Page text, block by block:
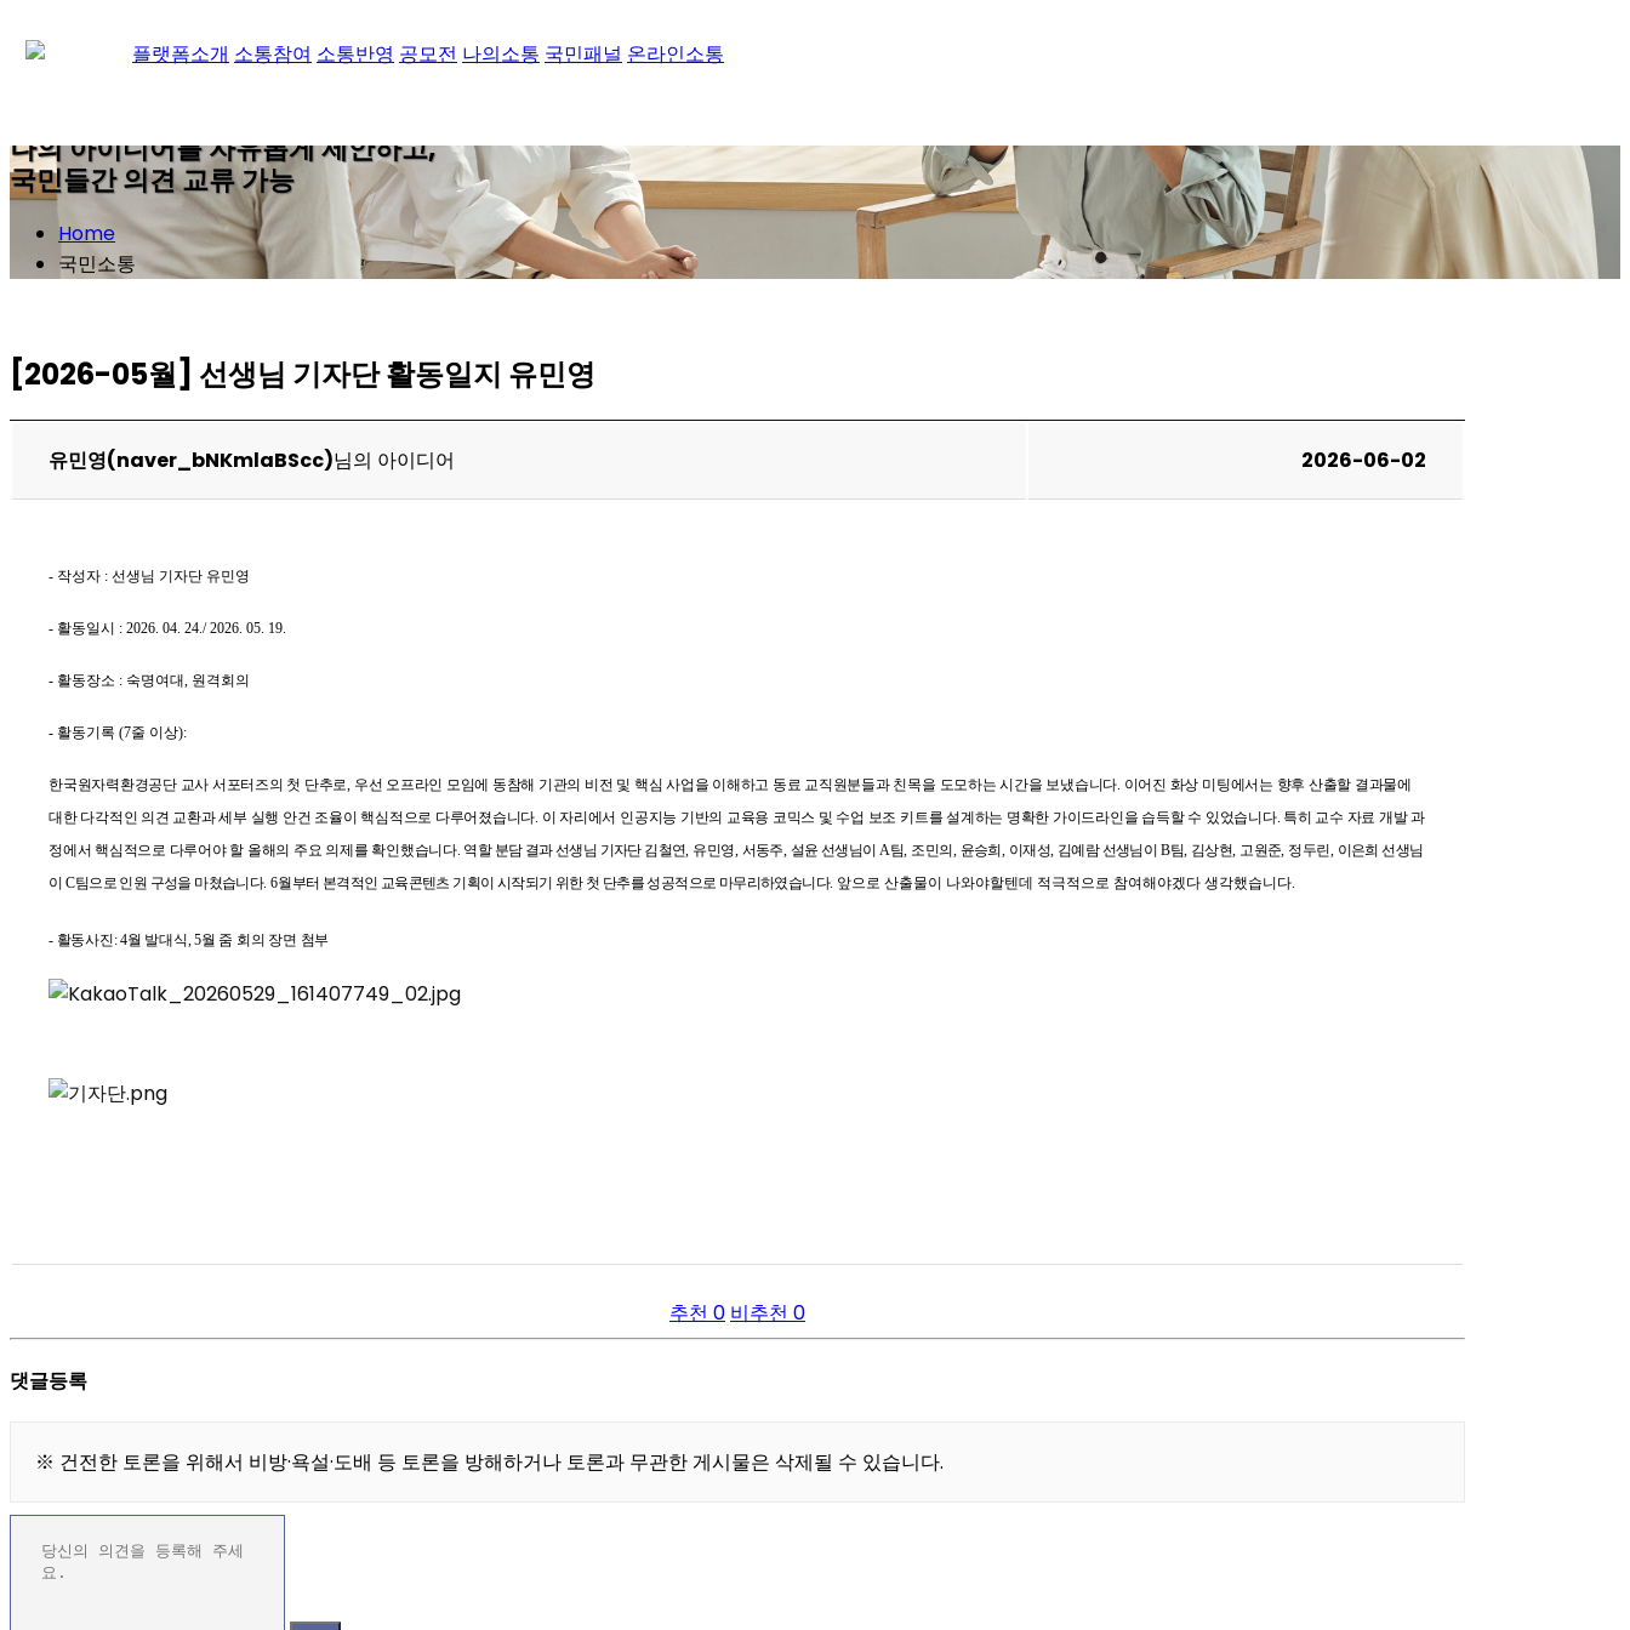
플랫폼소개 소통참여 소통반영 공모전 나의소통 국민패널 온라인소통
KORAD 국민기자단
나의 아이디어를 자유롭게 제안하고,
국민들간 의견 교류 가능
Home
국민소통
[2026-05월] 선생님 기자단 활동일지 유민영
유민영(naver_bNKmlaBScc)님의 아이디어 2026-06-02
- 작성자 : 선생님 기자단 유민영
- 활동일시 : 2026. 04. 24./ 2026. 05. 19.
- 활동장소 : 숙명여대, 원격회의
- 활동기록 (7줄 이상):
한국원자력환경공단 교사 서포터즈의 첫 단추로, 우선 오프라인 모임에 동참해 기관의 비전 및 핵심 사업을 이해하고 동료 교직원분들과 친목을 도모하는 시간을 보냈습니다. 이어진 화상 미팅에서는 향후 산출할 결과물에
대한 다각적인 의견 교환과 세부 실행 안건 조율이 핵심적으로 다루어졌습니다. 이 자리에서 인공지능 기반의 교육용 코믹스 및 수업 보조 키트를 설계하는 명확한 가이드라인을 습득할 수 있었습니다. 특히 교수 자료 개발 과
정에서 핵심적으로 다루어야 할 올해의 주요 의제를 확인했습니다. 역할 분담 결과 선생님 기자단 김철연, 유민영, 서동주, 설윤 선생님이 A팀, 조민의, 윤승희, 이재성, 김예람 선생님이 B팀, 김상현, 고원준, 정두린, 이은희 선생님
이 C팀으로 인원 구성을 마쳤습니다. 6월부터 본격적인 교육콘텐츠 기획이 시작되기 위한 첫 단추를 성공적으로 마무리하였습니다. 앞으로 산출물이 나와야할텐데 적극적으로 참여해야겠다 생각했습니다.
- 활동사진: 4월 발대식, 5월 줌 회의 장면 첨부
추천 0 비추천 0
댓글등록
※ 건전한 토론을 위해서 비방·욕설·도배 등 토론을 방해하거나 토론과 무관한 게시물은 삭제될 수 있습니다.